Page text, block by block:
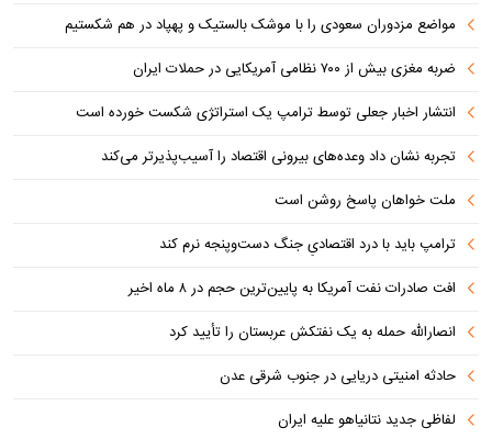
مواضع مزدوران سعودی را با موشک بالستیک و پهپاد در هم شکستیم
ضربه مغزی بیش از ۷۰۰ نظامی آمریکایی در حملات ایران
انتشار اخبار جعلی توسط ترامپ یک استراتژی شکست خورده است
تجربه نشان داد وعده‌های بیرونی اقتصاد را آسیب‌پذیرتر می‌کند
ملت خواهان پاسخ روشن است
ترامپ باید با درد اقتصادیِ جنگ دست‌و‌پنجه نرم کند
افت صادرات نفت آمریکا به پایین‌ترین حجم در ۸ ماه اخیر
انصارالله حمله به یک نفتکش عربستان را تأیید کرد
حادثه امنیتی دریایی در جنوب شرقی عدن
لفاظی جدید نتانیاهو علیه ایران